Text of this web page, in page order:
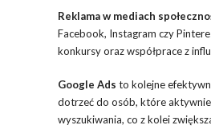
Reklama w mediach
Facebook, Instagram czy
konkursy oraz współprace z
Google Ads to kolejne
dotrzeć do osób, które
wyszukiwania, co z kolei